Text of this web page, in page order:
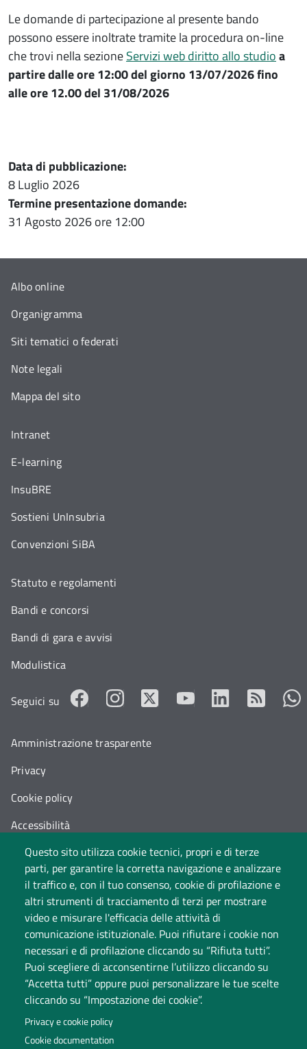
Le domande di partecipazione al presente bando
possono essere inoltrate tramite la procedura on-line
che trovi nella sezioneServizi web diritto allo studioa
partire dalle ore 12:00 del giorno 13/07/2026 fino
alle ore 12.00 del 31/08/2026
Data di pubblicazione:
8 Luglio 2026
Termine presentazione domande:
31 Agosto 2026ore 12:00
Questo sito utilizza cookie tecnici, propri e di terze
parti, per garantire la corretta navigazione e analizzare
il traffico e, con il tuo consenso, cookie di profilazione e
altri strumenti di tracciamento di terzi per mostrare
video e misurare l'efficacia delle attività di
comunicazione istituzionale. Puoi rifiutare i cookie non
necessari e di profilazione cliccando su “Rifiuta tutti”.
Puoi scegliere di acconsentirne l’utilizzo cliccando su
“Accetta tutti” oppure puoi personalizzare le tue scelte
cliccando su “Impostazione dei cookie”.
Privacy e cookie policy
Cookie documentation
Università degli Studi dell'Insubria
Sede legale: via Ravasi 2, 21100 Varese
Albo online
Organigramma
Siti tematici o federati
Note legali
Mappa del sito
Intranet
E-learning
InsuBRE
Sostieni UnInsubria
Convenzioni SiBA
Statuto e regolamenti
Bandi e concorsi
Bandi di gara e avvisi
Modulistica
Seguici su
Amministrazione trasparente
Privacy
Cookie policy
Accessibilità
Cambia idea sui cookie
Dati di monitoraggio